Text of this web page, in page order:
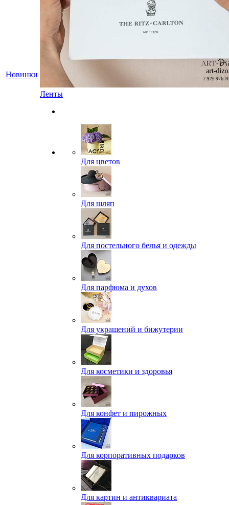
Новинки
Ленты
Для цветов
Для шляп
Для постельного белья и одежды
Для парфюма и духов
Для украшений и бижутерии
Для косметики и здоровья
Для конфет и пирожных
Для корпоративных подарков
Для картин и антиквариата